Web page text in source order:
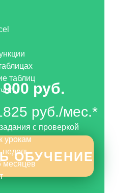
ОБУЧЕНИЕ
таблиц
с проверкой
урокам
недель
месяцев
руб./мес.*
руб.